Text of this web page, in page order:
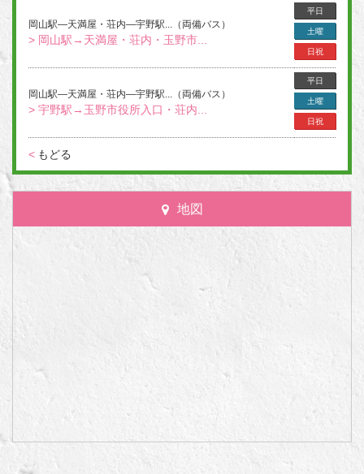
岡山駅―天満屋・荘内―宇野駅...（両備バス）
> 岡山駅→天満屋・荘内・玉野市...
平日
土曜
日祝
岡山駅―天満屋・荘内―宇野駅...（両備バス）
> 宇野駅→玉野市役所入口・荘内...
平日
土曜
日祝
< もどる
地図